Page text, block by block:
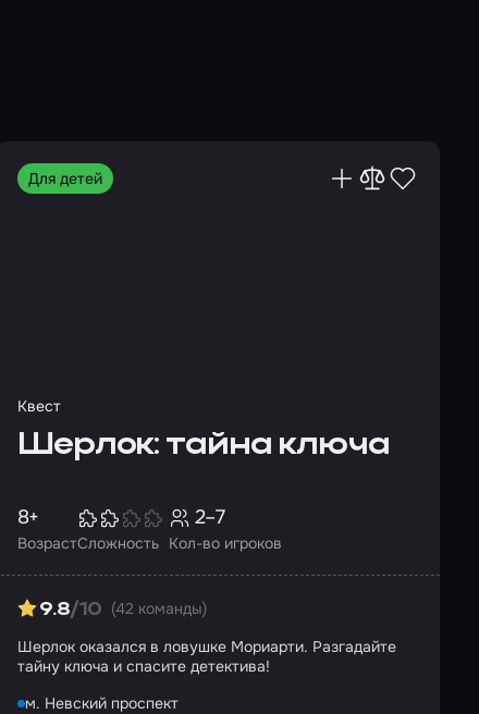
Для детей
Квест
Шерлок: тайна ключа
Возраст
8+
Сложность Кол-во игроков
2–7
9.8/10 (42 команды)
Шерлок оказался в ловушке Мориарти. Разгадайте
тайну ключа и спасите детектива!
м. Невский проспект